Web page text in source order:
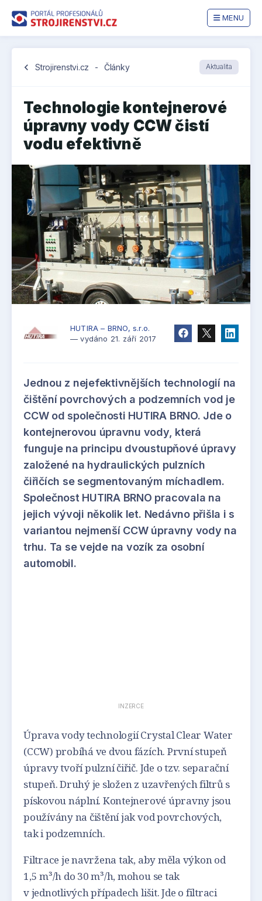
MENU
chevron_left Strojirenstvi.cz - Články Aktualita
Technologie kontejnerové
úpravny vody CCW čistí
vodu efektivně
HUTIRA – BRNO, s.r.o.
— vydáno 21. září 2017
Jednou z nejefektivnějších technologií na
čištění povrchových a podzemních vod je
CCW od společnosti HUTIRA BRNO. Jde o
kontejnerovou úpravnu vody, která
funguje na principu dvoustupňové úpravy
založené na hydraulických pulzních
čiřičích se segmentovaným míchadlem.
Společnost HUTIRA BRNO pracovala na
jejich vývoji několik let. Nedávno přišla i s
variantou nejmenší CCW úpravny vody na
trhu. Ta se vejde na vozík za osobní
automobil.
INZERCE
Úprava vody technologií Crystal Clear Water
(CCW) probíhá ve dvou fázích. První stupeň
úpravy tvoří pulzní čiřič. Jde o tzv. separační
stupeň. Druhý je složen z uzavřených filtrů s
pískovou náplní. Kontejnerové úpravny jsou
používány na čištění jak vod povrchových,
tak i podzemních.
Filtrace je navržena tak, aby měla výkon od
1,5 m³/h do 30 m³/h, mohou se tak
v jednotlivých případech lišit. Jde o filtraci